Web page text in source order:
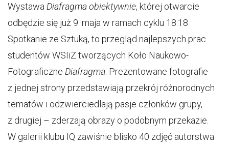
WystawaDiafragma obiektywnie, której otwarcie
odbędzie się już 9. maja w ramach cyklu 18:18
Spotkanie ze Sztuką, to przegląd najlepszych prac
studentów WSIiZ tworzących Koło Naukowo-
Fotograficzne Diafragma. Prezentowane fotografie
z jednej strony przedstawiają przekrój różnorodnych
tematów i odzwierciedlają pasje członków grupy,
z drugiej – zderzają obrazy o podobnym przekazie.
W galerii klubu IQ zawiśnie blisko 40 zdjęć autorstwa